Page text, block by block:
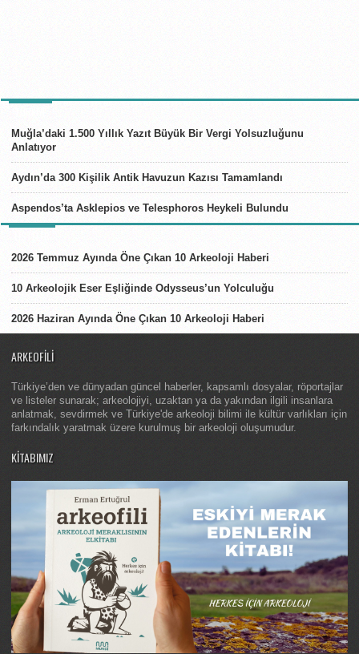
Muğla’daki 1.500 Yıllık Yazıt Büyük Bir Vergi Yolsuzluğunu
Anlatıyor
Aydın’da 300 Kişilik Antik Havuzun Kazısı Tamamlandı
Aspendos’ta Asklepios ve Telesphoros Heykeli Bulundu
2026 Temmuz Ayında Öne Çıkan 10 Arkeoloji Haberi
10 Arkeolojik Eser Eşliğinde Odysseus’un Yolculuğu
2026 Haziran Ayında Öne Çıkan 10 Arkeoloji Haberi
ARKEOFILI
Türkiye’den ve dünyadan güncel haberler, kapsamlı dosyalar, röportajlar
ve listeler sunarak; arkeolojiyi, uzaktan ya da yakından ilgili insanlara
anlatmak, sevdirmek ve Türkiye'de arkeoloji bilimi ile kültür varlıkları için
farkındalık yaratmak üzere kurulmuş bir arkeoloji oluşumudur.
KITABIMIZ